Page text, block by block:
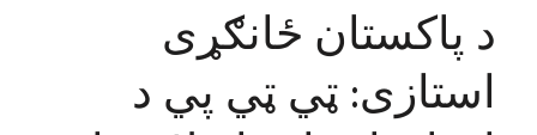
د پاکستان ځانګړی
استازی: ټي ټي پي د